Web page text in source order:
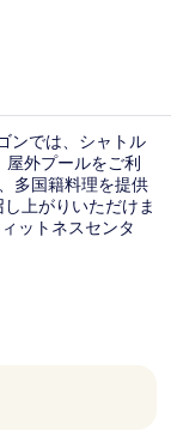
ンでは、シャトル
屋外プールをご利
多国籍料理を提供
上がりいただけま
ットネスセンタ
。